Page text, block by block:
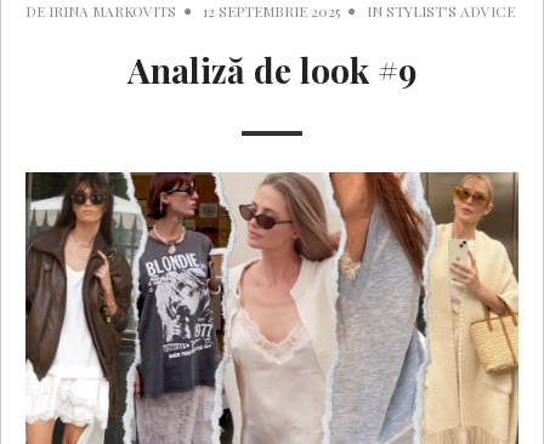
DE IRINA MARKOVITS 12 SEPTEMBRIE 2025 IN STYLIST'S ADVICE
Analiză de look #9